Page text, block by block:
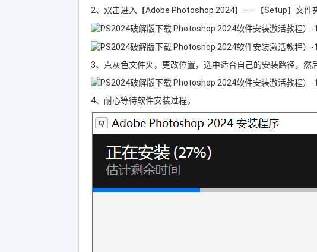
2、双击进入【Adobe Photoshop 2024】——【Setup】文件
3、点灰色文件夹，更改位置，选中适合自己的安装路径，然
4、耐心等待软件安装过程。